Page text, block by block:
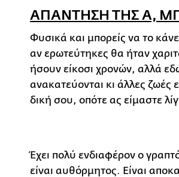
ΑΠΑΝΤΗΣΗ ΤΗΣ Α,
Φυσικά και μπορείς να το
αν ερωτεύτηκες θα ήταν
ήσουν είκοσι χρονών, αλλά
ανακατεύονται κι άλλες ζωές
δική σου, οπότε ας είμαστε
Έχει πολύ ενδιαφέρον ο
είναι αυθόρμητος. Είναι